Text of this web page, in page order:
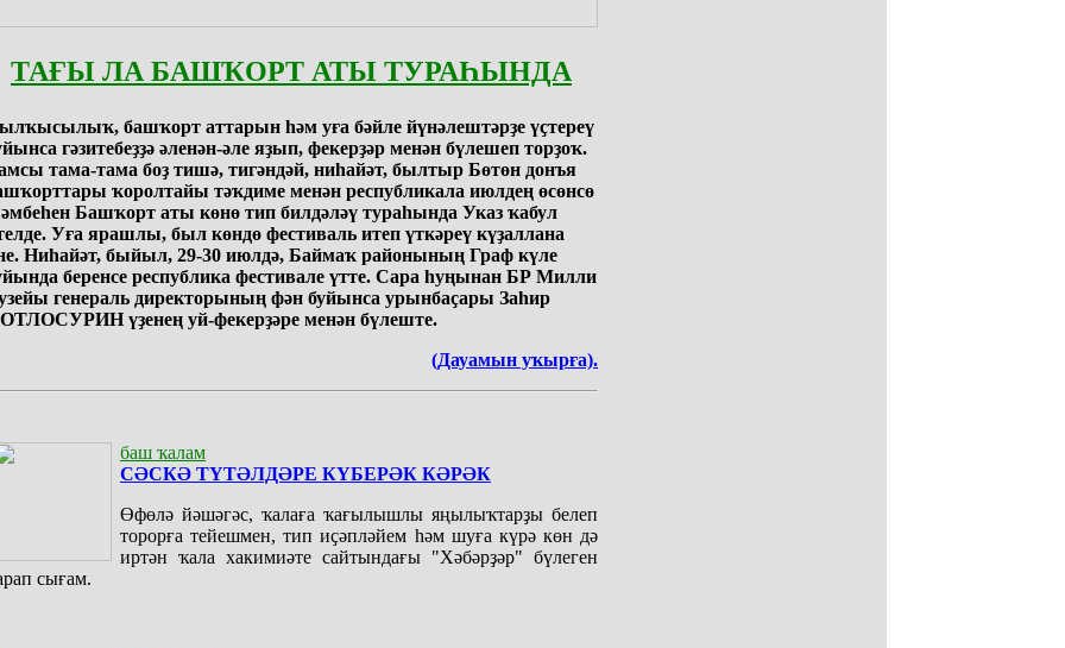
ТАҒЫ ЛА БАШҠОРТ АТЫ ТУРАҺЫНДА
башҡорт аттарын һәм уға бәйле йүнәлештәрҙе үҫтереү
гәзитебеҙҙә әленән-әле яҙып, фекерҙәр менән бүлешеп торҙоҡ.
тама-тама боҙ тишә, тигәндәй, ниһайәт, былтыр Бөтөн донъя
ҡоролтайы тәҡдиме менән республикала июлдең өсөнсө
Башҡорт аты көнө тип билдәләү тураһында Указ ҡабул
Уға ярашлы, был көндө фестиваль итеп үткәреү күҙаллана
Ниһайәт, быйыл, 29-30 июлдә, Баймаҡ районының Граф күле
беренсе республика фестивале үтте. Сара һуңынан БР Милли
генераль директорының фән буйынса урынбаҫары Заһир
үҙенең уй-фекерҙәре менән бүлеште.
(Дауамын уҡырға).
баш ҡалам
СӘСКӘ ТҮТӘЛДӘРЕ КҮБЕРӘК КӘРӘК
Өфөлә йәшәгәс, ҡалаға ҡағылышлы яңылыҡтарҙы белеп
торорға тейешмен, тип иҫәпләйем һәм шуға күрә көн дә
иртән ҡала хакимиәте сайтындағы "Хәбәрҙәр" бүлеген
сығам.